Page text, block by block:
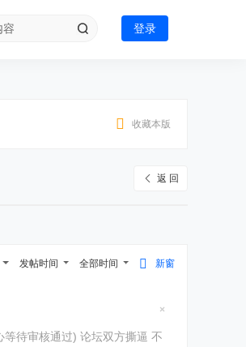
登录
收藏本版
返 回
新窗
全部时间
发帖时间
藏
置